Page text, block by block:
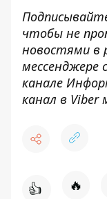
чтобы не
новостями в
мессенджере
канале
канал в Viber
👍 🔥